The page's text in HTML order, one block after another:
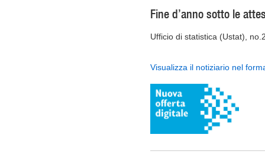
Fine d’anno sotto le
Ufficio di statistica (Ustat),
Visualizza il notiziario nel